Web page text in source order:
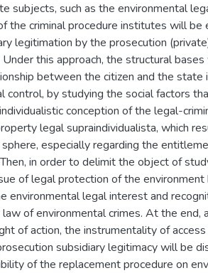
subjects, such as the environmental
the criminal procedure institutes will be
legitimation by the prosecution
this approach, the structural
between the citizen and the state
control, by studying the social factors
conception of the legal-
legal supraindividualista, which
especially regarding the
in order to delimit the object of
of legal protection of the environment
environmental legal interest and
of environmental crimes. At the end,
of action, the instrumentality of
subsidiary legitimacy will be
of the replacement procedure on